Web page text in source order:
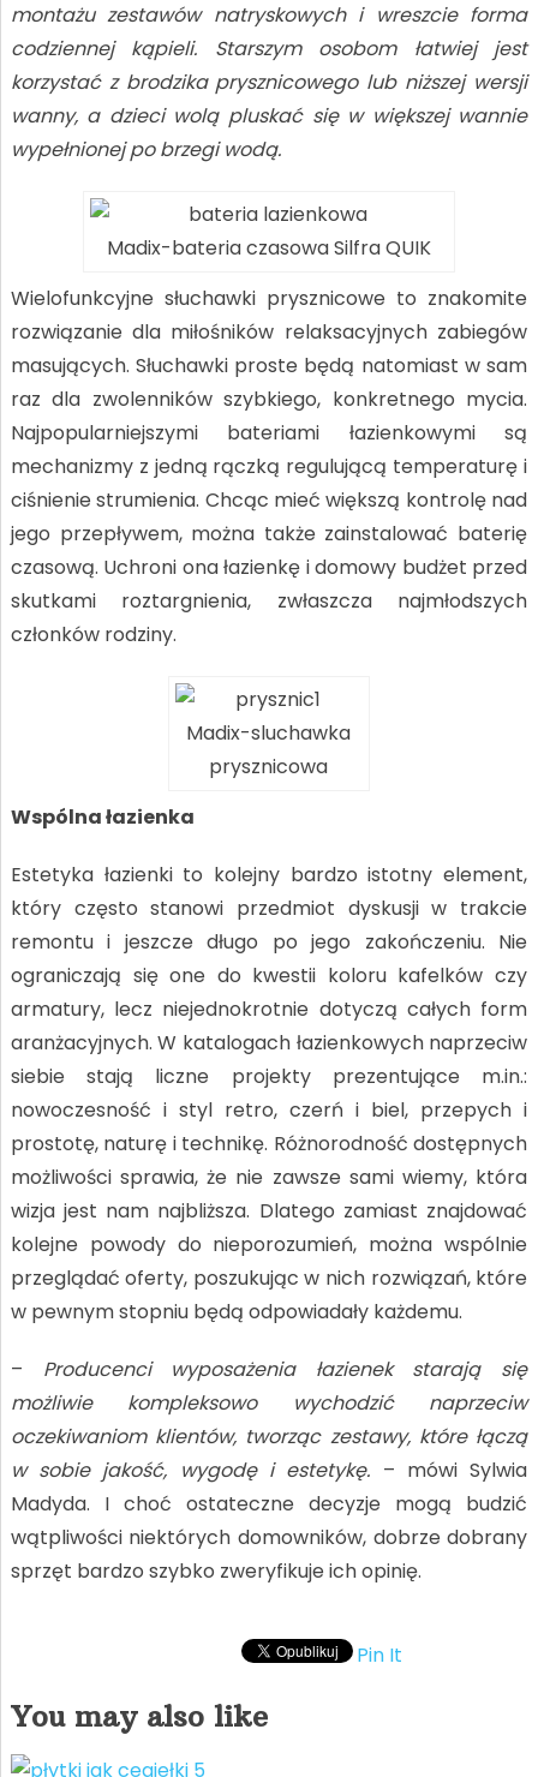
montażu zestawów natryskowych i wreszcie forma
codziennej kąpieli. Starszym osobom łatwiej jest
korzystać z brodzika prysznicowego lub niższej wersji
wanny, a dzieci wolą pluskać się w większej wannie
wypełnionej po brzegi wodą.
Madix-bateria czasowa Silfra QUIK
Wielofunkcyjne słuchawki prysznicowe to znakomite
rozwiązanie dla miłośników relaksacyjnych zabiegów
masujących. Słuchawki proste będą natomiast w sam
raz dla zwolenników szybkiego, konkretnego mycia.
Najpopularniejszymi bateriami łazienkowymi są
mechanizmy z jedną rączką regulującą temperaturę i
ciśnienie strumienia. Chcąc mieć większą kontrolę nad
jego przepływem, można także zainstalować baterię
czasową. Uchroni ona łazienkę i domowy budżet przed
skutkami roztargnienia, zwłaszcza najmłodszych
członków rodziny.
Madix-sluchawka
prysznicowa
Wspólna łazienka
Estetyka łazienki to kolejny bardzo istotny element,
który często stanowi przedmiot dyskusji w trakcie
remontu i jeszcze długo po jego zakończeniu. Nie
ograniczają się one do kwestii koloru kafelków czy
armatury, lecz niejednokrotnie dotyczą całych form
aranżacyjnych. W katalogach łazienkowych naprzeciw
siebie stają liczne projekty prezentujące m.in.:
nowoczesność i styl retro, czerń i biel, przepych i
prostotę, naturę i technikę. Różnorodność dostępnych
możliwości sprawia, że nie zawsze sami wiemy, która
wizja jest nam najbliższa. Dlatego zamiast znajdować
kolejne powody do nieporozumień, można wspólnie
przeglądać oferty, poszukując w nich rozwiązań, które
w pewnym stopniu będą odpowiadały każdemu.
– Producenci wyposażenia łazienek starają się
możliwie kompleksowo wychodzić naprzeciw
oczekiwaniom klientów, tworząc zestawy, które łączą
w sobie jakość, wygodę i estetykę. – mówi Sylwia
Madyda. I choć ostateczne decyzje mogą budzić
wątpliwości niektórych domowników, dobrze dobrany
sprzęt bardzo szybko zweryfikuje ich opinię.
Pin It
You may also like